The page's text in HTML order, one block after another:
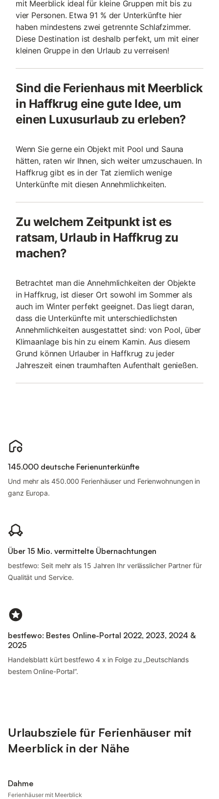
mit Meerblick ideal für kleine Gruppen mit bis zu
vier Personen. Etwa 91 % der Unterkünfte hier
haben mindestens zwei getrennte Schlafzimmer.
Diese Destination ist deshalb perfekt, um mit einer
kleinen Gruppe in den Urlaub zu verreisen!
Sind die Ferienhaus mit Meerblick
in Haffkrug eine gute Idee, um
einen Luxusurlaub zu erleben?
Wenn Sie gerne ein Objekt mit Pool und Sauna
hätten, raten wir Ihnen, sich weiter umzuschauen. In
Haffkrug gibt es in der Tat ziemlich wenige
Unterkünfte mit diesen Annehmlichkeiten.
Zu welchem Zeitpunkt ist es
ratsam, Urlaub in Haffkrug zu
machen?
Betrachtet man die Annehmlichkeiten der Objekte
in Haffkrug, ist dieser Ort sowohl im Sommer als
auch im Winter perfekt geeignet. Das liegt daran,
dass die Unterkünfte mit unterschiedlichsten
Annehmlichkeiten ausgestattet sind: von Pool, über
Klimaanlage bis hin zu einem Kamin. Aus diesem
Grund können Urlauber in Haffkrug zu jeder
Jahreszeit einen traumhaften Aufenthalt genießen.
145.000 deutsche Ferienunterkünfte
Und mehr als 450.000 Ferienhäuser und Ferienwohnungen in
ganz Europa.
Über 15 Mio. vermittelte Übernachtungen
bestfewo: Seit mehr als 15 Jahren Ihr verlässlicher Partner für
Qualität und Service.
bestfewo: Bestes Online-Portal 2022, 2023, 2024 &
2025
Handelsblatt kürt bestfewo 4 x in Folge zu „Deutschlands
bestem Online-Portal“.
Urlaubsziele für Ferienhäuser mit
Meerblick in der Nähe
Dahme
Ferienhäuser mit Meerblick